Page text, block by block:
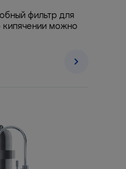
фильтр для
кипячении можно